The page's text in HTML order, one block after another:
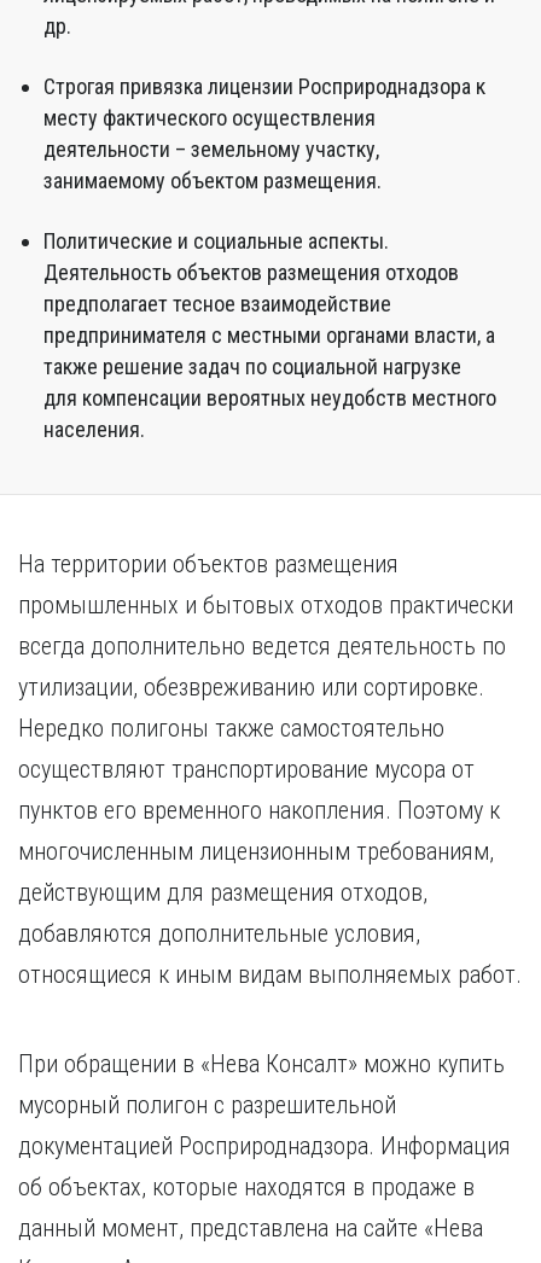
др.
Строгая привязка лицензии Росприроднадзора к
месту фактического осуществления
деятельности – земельному участку,
занимаемому объектом размещения.
Политические и социальные аспекты.
Деятельность объектов размещения отходов
предполагает тесное взаимодействие
предпринимателя с местными органами власти, а
также решение задач по социальной нагрузке
для компенсации вероятных неудобств местного
населения.
На территории объектов размещения
промышленных и бытовых отходов практически
всегда дополнительно ведется деятельность по
утилизации, обезвреживанию или сортировке.
Нередко полигоны также самостоятельно
осуществляют транспортирование мусора от
пунктов его временного накопления. Поэтому к
многочисленным лицензионным требованиям,
действующим для размещения отходов,
добавляются дополнительные условия,
относящиеся к иным видам выполняемых работ.
При обращении в «Нева Консалт» можно купить
мусорный полигон с разрешительной
документацией Росприроднадзора. Информация
об объектах, которые находятся в продаже в
данный момент, представлена на сайте «Нева